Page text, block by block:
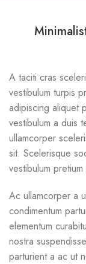
A taciti cras
vestibulum turpis
adipiscing aliquet
vestibulum a duis
ullamcorper
sit. Scelerisque
vestibulum
Ac ullamcorper a
condimentum
elementum
nostra
parturient a ac ut